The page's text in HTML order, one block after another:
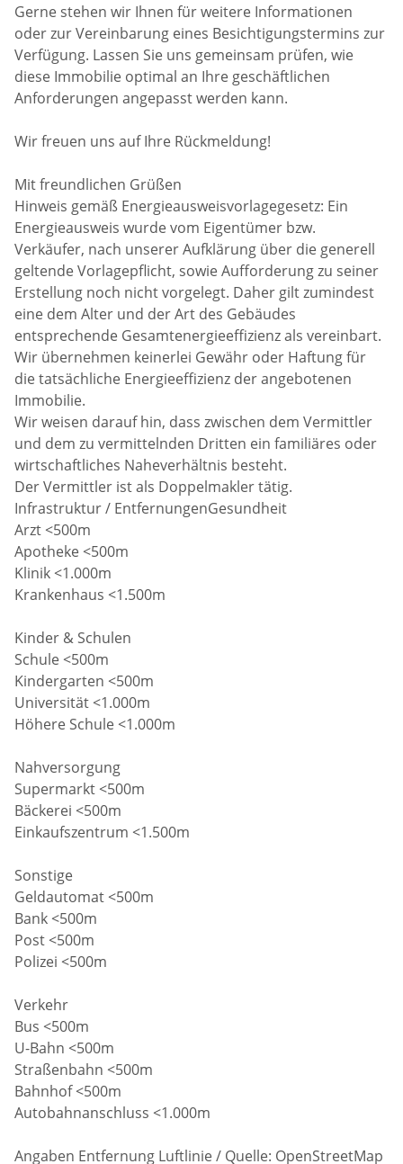
Gerne stehen wir Ihnen für weitere Informationen
oder zur Vereinbarung eines Besichtigungstermins zur
Verfügung. Lassen Sie uns gemeinsam prüfen, wie
diese Immobilie optimal an Ihre geschäftlichen
Anforderungen angepasst werden kann.
Wir freuen uns auf Ihre Rückmeldung!
Mit freundlichen Grüßen
Hinweis gemäß Energieausweisvorlagegesetz: Ein
Energieausweis wurde vom Eigentümer bzw.
Verkäufer, nach unserer Aufklärung über die generell
geltende Vorlagepflicht, sowie Aufforderung zu seiner
Erstellung noch nicht vorgelegt. Daher gilt zumindest
eine dem Alter und der Art des Gebäudes
entsprechende Gesamtenergieeffizienz als vereinbart.
Wir übernehmen keinerlei Gewähr oder Haftung für
die tatsächliche Energieeffizienz der angebotenen
Immobilie.
Wir weisen darauf hin, dass zwischen dem Vermittler
und dem zu vermittelnden Dritten ein familiäres oder
wirtschaftliches Naheverhältnis besteht.
Der Vermittler ist als Doppelmakler tätig.
Infrastruktur / EntfernungenGesundheit
Arzt <500m
Apotheke <500m
Klinik <1.000m
Krankenhaus <1.500m
Kinder & Schulen
Schule <500m
Kindergarten <500m
Universität <1.000m
Höhere Schule <1.000m
Nahversorgung
Supermarkt <500m
Bäckerei <500m
Einkaufszentrum <1.500m
Sonstige
Geldautomat <500m
Bank <500m
Post <500m
Polizei <500m
Verkehr
Bus <500m
U-Bahn <500m
Straßenbahn <500m
Bahnhof <500m
Autobahnanschluss <1.000m
Angaben Entfernung Luftlinie / Quelle: OpenStreetMap